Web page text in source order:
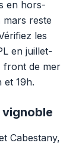
en hors-
reste
les
en juillet-
front de mer
et 19h.
vignoble
Cabestany,